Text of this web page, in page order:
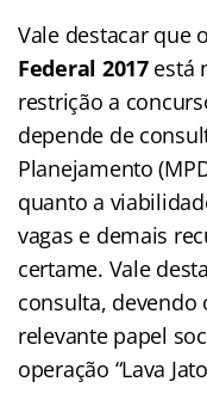
Vale destacar que o
Federal 2017está
restrição a
depende de
Planejamento
quanto a
vagas e demais
certame. Vale
consulta, devendo
relevante papel
operação “Lava